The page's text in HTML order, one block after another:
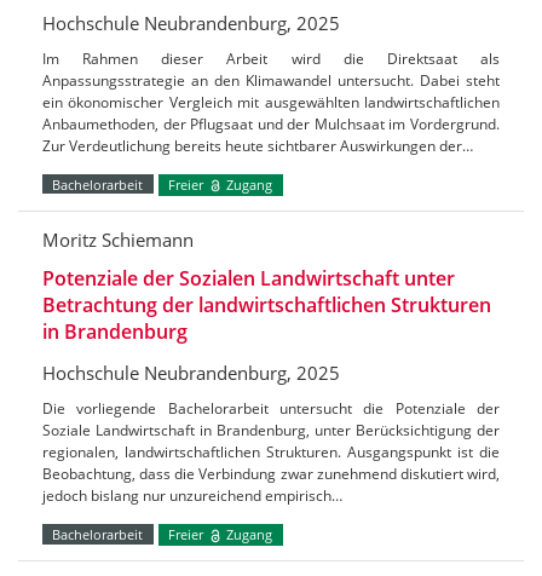
Hochschule Neubrandenburg, 2025
Im Rahmen dieser Arbeit wird die Direktsaat als
Anpassungsstrategie an den Klimawandel untersucht. Dabei steht
ein ökonomischer Vergleich mit ausgewählten landwirtschaftlichen
Anbaumethoden, der Pflugsaat und der Mulchsaat im Vordergrund.
Zur Verdeutlichung bereits heute sichtbarer Auswirkungen der…
Bachelorarbeit Freier Zugang
Moritz Schiemann
Potenziale der Sozialen Landwirtschaft unter
Betrachtung der landwirtschaftlichen Strukturen
in Brandenburg
Hochschule Neubrandenburg, 2025
Die vorliegende Bachelorarbeit untersucht die Potenziale der
Soziale Landwirtschaft in Brandenburg, unter Berücksichtigung der
regionalen, landwirtschaftlichen Strukturen. Ausgangspunkt ist die
Beobachtung, dass die Verbindung zwar zunehmend diskutiert wird,
jedoch bislang nur unzureichend empirisch…
Bachelorarbeit Freier Zugang